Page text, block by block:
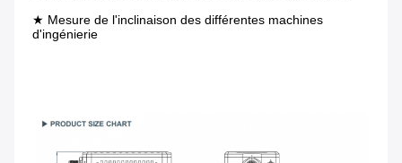
★ Mesure de l'inclinaison des différentes machines
d'ingénierie